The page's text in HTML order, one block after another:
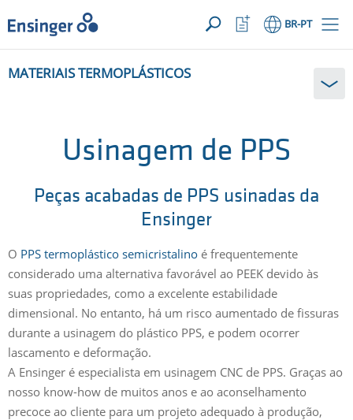
SUA SOLICITAÇÃO ({{productCount}} Products)
ABRIR
Início BR-PT
Abrir
lista
de
queMATERIAIS TERMOPLÁSTICOS
Usinagem de PPS
Peças acabadas de PPS usinadas da
Ensinger
O PPS termoplástico semicristalino é frequentemente
considerado uma alternativa favorável ao PEEK devido às
suas propriedades, como a excelente estabilidade
dimensional. No entanto, há um risco aumentado de fissuras
durante a usinagem do plástico PPS, e podem ocorrer
lascamento e deformação.
A Ensinger é especialista em usinagem CNC de PPS. Graças ao
nosso know-how de muitos anos e ao aconselhamento
precoce ao cliente para um projeto adequado à produção,